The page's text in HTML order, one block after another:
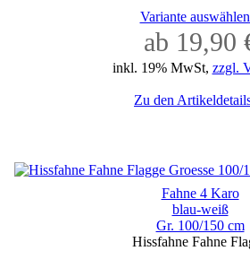
Variante
ab 19,90
inkl. 19% MwSt, zzgl.
Zu den
Fahne 4 Karo
blau-weiß
Gr. 100/150 cm
Hissfahne Fahne